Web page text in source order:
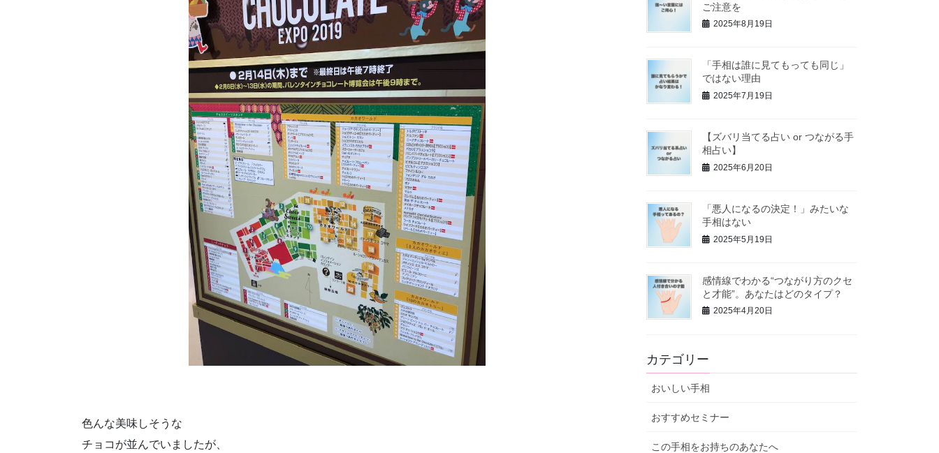
色んな美味しそうな
チョコが並んでいましたが、
ご注意を
2025年8月19日
「手相は誰に見てもっても同じ」
ではない理由
2025年7月19日
【ズバリ当てる占い or つながる手
相占い】
2025年6月20日
「悪人になるの決定！」みたいな
手相はない
2025年5月19日
感情線でわかる“つながり方のクセ
と才能”。あなたはどのタイプ？
2025年4月20日
カテゴリー
おいしい手相
おすすめセミナー
この手相をお持ちのあなたへ